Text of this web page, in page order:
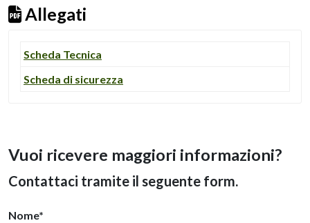
Allegati
Scheda Tecnica
Scheda di sicurezza
Vuoi ricevere maggiori informazioni?
Contattaci tramite il seguente form.
Nome*